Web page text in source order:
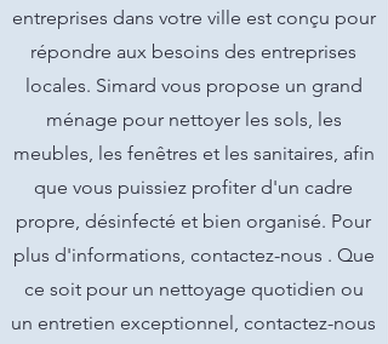
entreprises dans votre ville est conçu pour
répondre aux besoins des entreprises
locales. Simard vous propose un grand
ménage pour nettoyer les sols, les
meubles, les fenêtres et les sanitaires, afin
que vous puissiez profiter d'un cadre
propre, désinfecté et bien organisé. Pour
plus d'informations, contactez-nous . Que
ce soit pour un nettoyage quotidien ou
un entretien exceptionnel, contactez-nous